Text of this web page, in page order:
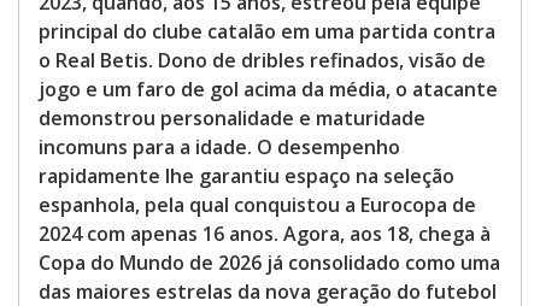
principal do clube catalão em uma partida contra
o Real Betis. Dono de dribles refinados, visão de
jogo e um faro de gol acima da média, o atacante
demonstrou personalidade e maturidade
incomuns para a idade. O desempenho
rapidamente lhe garantiu espaço na seleção
espanhola, pela qual conquistou a Eurocopa de
2024 com apenas 16 anos. Agora, aos 18, chega à
Copa do Mundo de 2026 já consolidado como uma
das maiores estrelas da nova geração do futebol